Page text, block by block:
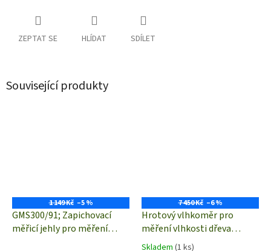
ZEPTAT SE HLÍDAT SDÍLET
Související produkty
1 149 Kč –5 %
GMS300/91; Zapichovací
měřicí jehly pro měření
7 450 Kč –6 %
Hrotový vlhkoměr pro
měření vlhkosti dřeva
Greisinger GMH3810
Skladem (1 ks)